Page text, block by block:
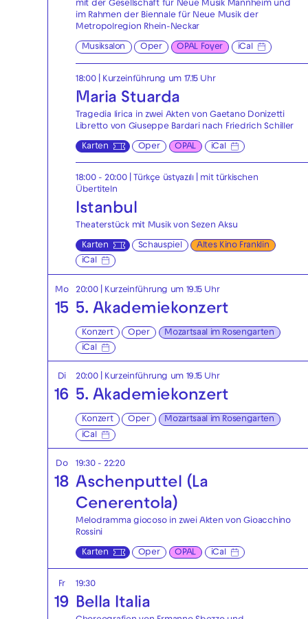
mit der Gesellschaft für Neue Musik Mannheim und
im Rahmen der Biennale für Neue Musik der
Metropolregion Rhein-Neckar
Musiksalon Oper OPAL Foyer iCal
18:00 | Kurzeinführung um 17.15 Uhr
Maria Stuarda
Tragedia lirica in zwei Akten von Gaetano Donizetti
Libretto von Giuseppe Bardari nach Friedrich Schiller
Karten Oper OPAL iCal
18:00 - 20:00| Türkçe üstyazılı | mit türkischen
Übertiteln
Istanbul
Theaterstück mit Musik von Sezen Aksu
Karten Schauspiel
Altes Kino Franklin
iCal
Mo
15
20:00 | Kurzeinführung um 19.15 Uhr
5. Akademiekonzert
Konzert Oper
Mozartsaal im Rosengarten
iCal
Di
16
20:00 | Kurzeinführung um 19.15 Uhr
5. Akademiekonzert
Konzert Oper
Mozartsaal im Rosengarten
iCal
Do
18
19:30 - 22:20
Aschenputtel (La
Cenerentola)
Melodramma giocoso in zwei Akten von Gioacchino
Rossini
Karten Oper OPAL iCal
Fr
19
19:30
Bella Italia